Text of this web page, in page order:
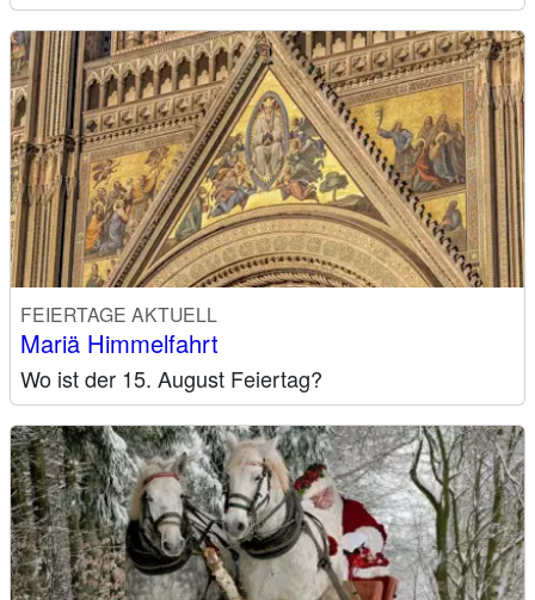
FEIERTAGE AKTUELL
Mariä Himmelfahrt
Wo ist der 15. August Feiertag?